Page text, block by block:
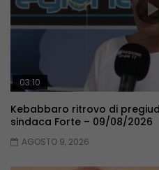
03:10
Kebabbaro ritrovo di
sindaca Forte – 09/08/2026
AGOSTO 9, 2026